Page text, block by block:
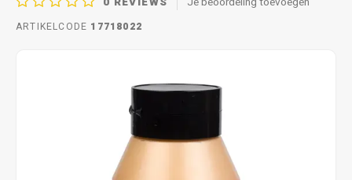
ARTIKELCODE 17718022